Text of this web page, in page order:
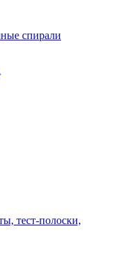
спирали
тест-полоски,